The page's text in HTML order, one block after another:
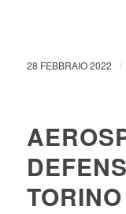
28 FEBBRAIO 2022 /
TORINO